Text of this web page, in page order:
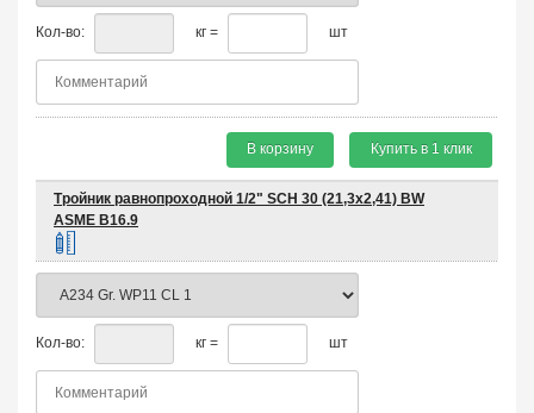
Кол-во: кг = шт
В корзину Купить в 1 клик
Тройник равнопроходной 1/2" SCH 30 (21,3х2,41) BW
ASME B16.9
Кол-во: кг = шт